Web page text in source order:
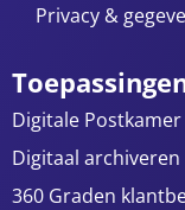
Privacy &
Digitale Postkamer
Digitaal archiveren
360 Graden